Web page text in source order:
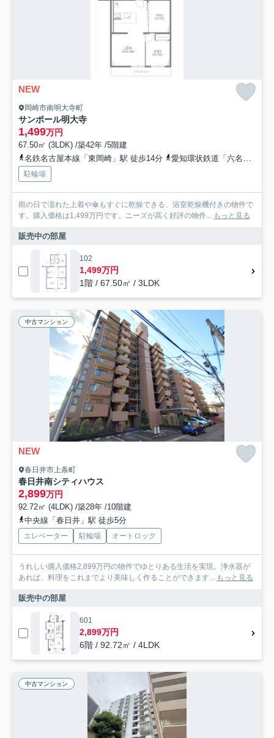
NEW
岡崎市南明大寺町
サンポール明大寺
1,499万円
67.50㎡ (3LDK) /築42年 /5階建
名鉄名古屋本線「東岡崎」駅 徒歩14分
愛知環状鉄道「六名」駅 徒歩17分
駐輪場
雨の日で濡れた上着や傘もすぐに乾燥できる、浴室乾燥機付きの物件で
す。購入価格は1,499万円です。ニーズが高く好評の物件... もっと見る
販売中の部屋
102
1,499万円
1階 / 67.50㎡ / 3LDK
中古マンション
NEW
春日井市上条町
春日井南シティハウス
2,899万円
92.72㎡ (4LDK) /築28年 /10階建
中央線「春日井」駅 徒歩5分
エレベーター 駐輪場 オートロック
うれしい購入価格2,899万円の物件でゆとりある生活を実現。浄水器が
あれば、料理をこれまでより美味しく作ることができます... もっと見る
販売中の部屋
601
2,899万円
6階 / 92.72㎡ / 4LDK
中古マンション